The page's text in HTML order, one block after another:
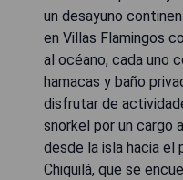
un desayuno
en Villas Flamingos
al océano, cada uno
hamacas y baño
disfrutar de
snorkel por un cargo
desde la isla hacia
Chiquilá, que se